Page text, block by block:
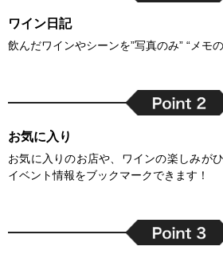
ワイン日記
飲んだワインやシーンを”写真のみ” “メモ
お気に入り
お気に入りのお店や、ワインの楽しみが
イベント情報をブックマークできます！